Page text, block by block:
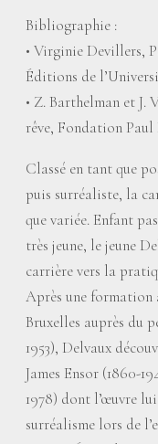
Bibliographie :
• Virginie Devillers,
Éditions de
• Z. Barthelman et J.
rêve, Fondation
Classé en tant que
puis surréaliste, la
que variée. Enfant
très jeune, le jeune
carrière vers la
Après une formation
Bruxelles auprès du
1953), Delvaux
James Ensor (1860-
1978) dont l’œuvre
surréalisme lors de